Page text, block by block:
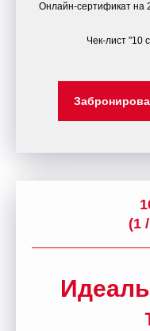
Онлайн-сертификат на
Чек-лист "10
(1